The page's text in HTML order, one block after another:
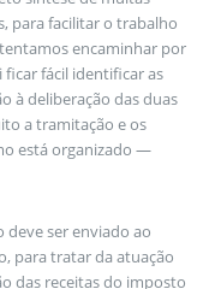
para facilitar o trabalho
encaminhar por
fácil identificar as
à deliberação das duas
a tramitação e os
está organizado —
ser enviado ao
para tratar da atuação
das receitas do imposto